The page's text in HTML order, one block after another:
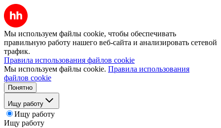
Мы используем файлы cookie, чтобы обеспечивать
правильную работу нашего веб-сайта и анализировать сетевой
трафик.
Правила использования файлов cookie
Мы используем файлы cookie. Правила использования
файлов cookie
Понятно
Ищу работу
Ищу работу
Ищу работу